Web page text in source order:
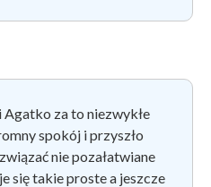
Agatko za to niezwykłe
spokój i przyszło
nie pozałatwiane
się takie proste a jeszcze